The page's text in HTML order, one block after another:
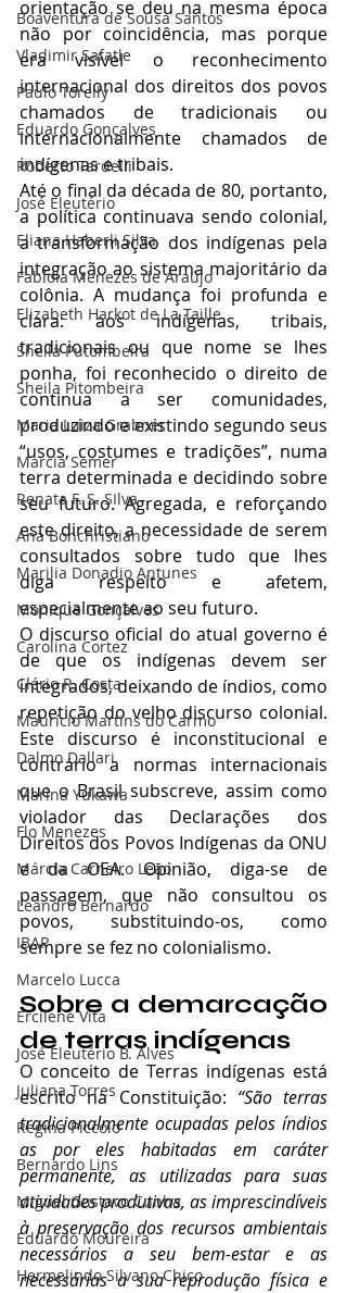
Boaventura de Sousa Santos
Vladimir Safatle
Paulo Torelly
Eduardo Gonçalves
Roberto Tardelli
José Eleutério
Eliana Haberli Silva
Fabíola Menezes de Araújo
Elizabeth Harkot de La Taille
Sheila Putombeira
Sheila Pitombeira
Maria Luiza Grabner
Marcia Semer
Renata F. S. SIlva
Ana Bonchristiano
Marilia Donadio Antunes
Monique Gonçalves
Carolina Cortez
Clério R. Costa
Maurício Martins do Carmo
Dalmo Dallari
Marina Yukawa
Flo Menezes
Márcia Carneiro Leão
Leandro Bernardo
IBAP
Marcelo Lucca
Ercilene Vita
José Eleutério B. Alves
Juliana Torres
Regina Piccolo
Bernardo Lins
Miguel Gustavo Cunha
Eduardo Moureira
Hermelindo Silvano Chico
orientação se deu na mesma época
não por coincidência, mas porque
era visível o reconhecimento
internacional dos direitos dos povos
chamados de tradicionais ou
internacionalmente chamados de
indígenas e tribais.
Até o final da década de 80, portanto,
a política continuava sendo colonial,
a transformação dos indígenas pela
integração ao sistema majoritário da
colônia. A mudança foi profunda e
clara: aos indígenas, tribais,
tradicionais ou que nome se lhes
ponha, foi reconhecido o direito de
continua a ser comunidades,
produzindo e existindo segundo seus
“usos, costumes e tradições”, numa
terra determinada e decidindo sobre
seu futuro. Agregada, e reforçando
este direito, a necessidade de serem
consultados sobre tudo que lhes
diga respeito e afetem,
especialmente ao seu futuro.
O discurso oficial do atual governo é
de que os indígenas devem ser
integrados, deixando de índios, como
repetição do velho discurso colonial.
Este discurso é inconstitucional e
contrário a normas internacionais
que o Brasil subscreve, assim como
violador das Declarações dos
Direitos dos Povos Indígenas da ONU
e da OEA. Opinião, diga-se de
passagem, que não consultou os
povos, substituindo-os, como
sempre se fez no colonialismo.
Sobre a demarcação
de terras indígenas
O conceito de Terras indígenas está
escrito na Constituição: “São terras
tradicionalmente ocupadas pelos índios
as por eles habitadas em caráter
permanente, as utilizadas para suas
atividades produtivas, as imprescindíveis
à preservação dos recursos ambientais
necessários a seu bem-estar e as
necessárias a sua reprodução física e